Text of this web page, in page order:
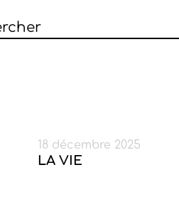
18 décembre 2025
LA VIE